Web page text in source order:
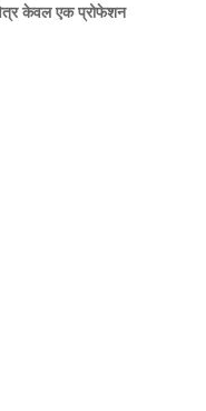
केवल एक प्रोफेशन